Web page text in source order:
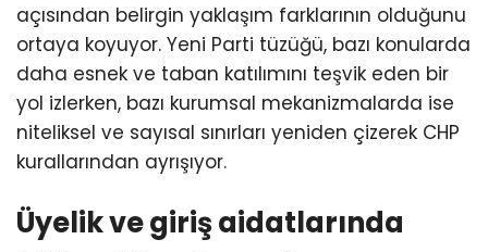
açısından belirgin yaklaşım farklarının olduğunu
ortaya koyuyor. Yeni Parti tüzüğü, bazı konularda
daha esnek ve taban katılımını teşvik eden bir
yol izlerken, bazı kurumsal mekanizmalarda ise
niteliksel ve sayısal sınırları yeniden çizerek CHP
kurallarından ayrışıyor.
Üyelik ve giriş aidatlarında